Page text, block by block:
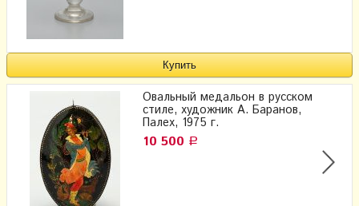
Овальный медальон в русском
стиле, художник А. Баранов,
Палех, 1975 г.
10 500 Р